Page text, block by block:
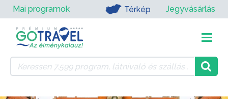
Mai programok Térkép Jegyvásárlás